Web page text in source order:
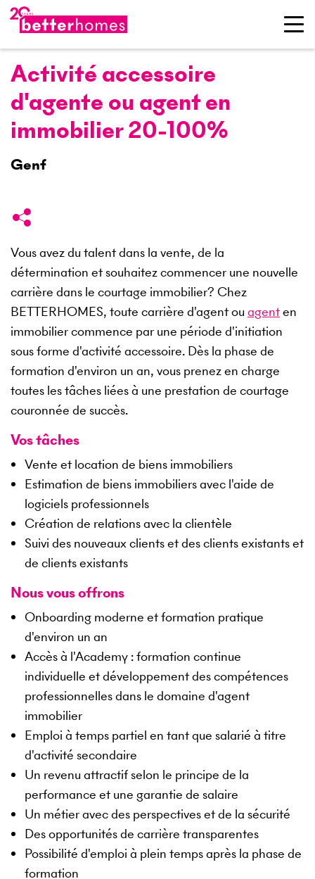
Activité accessoire
d'agente ou agent en
immobilier 20-100%
Genf
Vous avez du talent dans la vente, de la
détermination et souhaitez commencer une nouvelle
carrière dans le courtage immobilier? Chez
BETTERHOMES, toute carrière d'agent ou agenten
immobilier commence par une période d'initiation
sous forme d'activité accessoire. Dès la phase de
formation d'environ un an, vous prenez en charge
toutes les tâches liées à une prestation de courtage
couronnée de succès.
Vos tâches
Vente et location de biens immobiliers
Estimation de biens immobiliers avec l'aide de
logiciels professionnels
Création de relations avec la clientèle
Suivi des nouveaux clients et des clients existants et
de clients existants
Nous vous offrons
Onboarding moderne et formation pratique
d'environ un an
Accès à l'Academy : formation continue
individuelle et développement des compétences
professionnelles dans le domaine d'agent
immobilier
Emploi à temps partiel en tant que salarié à titre
d'activité secondaire
Un revenu attractif selon le principe de la
performance et une garantie de salaire
Un métier avec des perspectives et de la sécurité
Des opportunités de carrière transparentes
Possibilité d'emploi à plein temps après la phase de
formation